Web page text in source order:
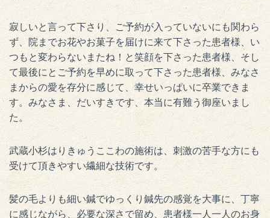
寂しいと言って下さり、ご予約が入っていないにも関わら
ず、院までお花やお菓子を届けに来て下さった患者様、い
つもと変わらないまたね！と笑顔を下さった患者様、そし
て最後にとご予約を早めに取って下さった患者様、みなさ
まからの愛を存分に感じて、幸せいっぱいに卒業できま
す。みなさま、だいすきです、本当に有難う御座いまし
た。
武蔵小杉はりきゅうここわの施術は、刺激の苦手な方にも
受けて頂きやすい繊細な技術です。
髪の毛よりも細い鍼でゆっくり鍼先の感覚を大事に、丁寧
に感じながら、必要な深さで留め、患者様一人一人のお身